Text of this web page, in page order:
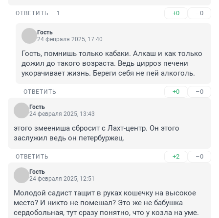
ОТВЕТИТЬ 1 +0 –0
Гость
24 февраля 2025, 17:40
Гость, помнишь только кабаки. Алкаш и как только
дожил до такого возраста. Ведь цирроз печени
укорачивает жизнь. Береги себя не пей алкоголь.
ОТВЕТИТЬ +0 –0
Гость
24 февраля 2025, 13:43
этого змеениша сбросит с Лахт-центр. Он этого
заслужил ведь он петербуржец.
ОТВЕТИТЬ +2 –0
Гость
24 февраля 2025, 12:51
Молодой садист тащит в руках кошечку на высокое
место? И никто не помешал? Это же не бабушка
сердобольная, тут сразу понятно, что у козла на уме.